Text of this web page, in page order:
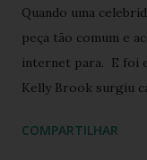
Quando uma
peça tão comum e
internet para. E foi
Kelly Brook surgiu
que se tornou
COMPARTILHAR